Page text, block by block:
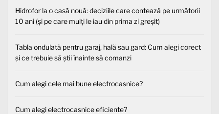
Hidrofor la o casă nouă: deciziile care contează pe următorii
10 ani (și pe care mulți le iau din prima zi greșit)
Tabla ondulată pentru garaj, hală sau gard: Cum alegi corect
și ce trebuie să știi înainte să comanzi
Cum alegi cele mai bune electrocasnice?
Cum alegi electrocasnice eficiente?